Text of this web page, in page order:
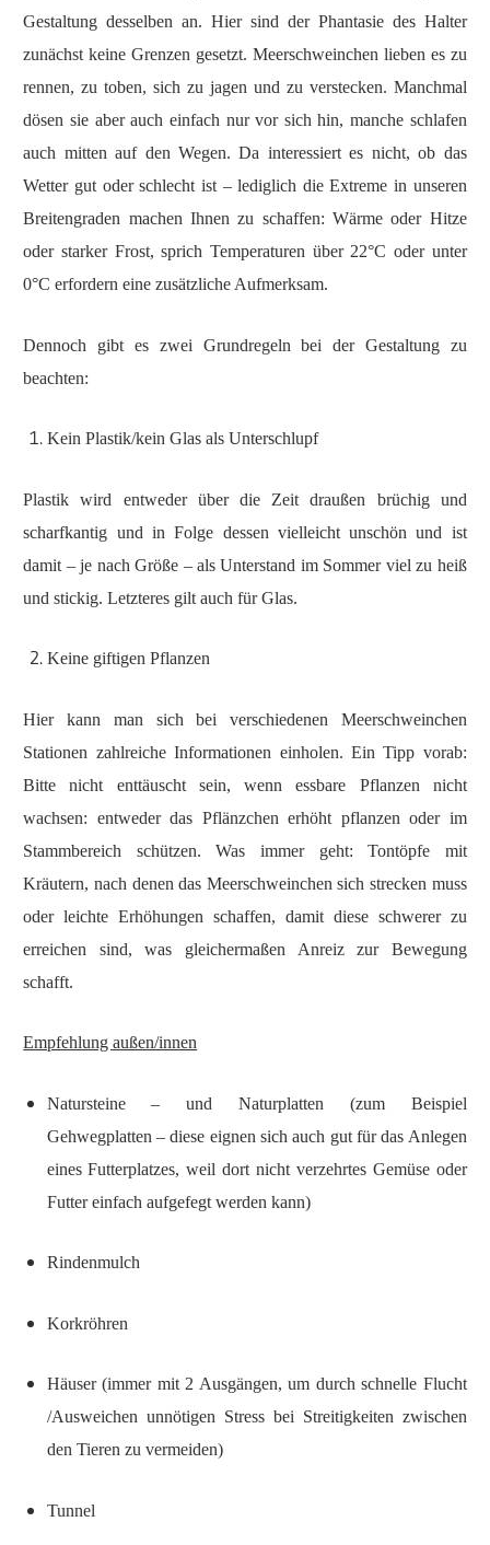
Gestaltung desselben an. Hier sind der Phantasie des Halter
zunächst keine Grenzen gesetzt. Meerschweinchen lieben es zu
rennen, zu toben, sich zu jagen und zu verstecken. Manchmal
dösen sie aber auch einfach nur vor sich hin, manche schlafen
auch mitten auf den Wegen. Da interessiert es nicht, ob das
Wetter gut oder schlecht ist – lediglich die Extreme in unseren
Breitengraden machen Ihnen zu schaffen: Wärme oder Hitze
oder starker Frost, sprich Temperaturen über 22°C oder unter
0°C erfordern eine zusätzliche Aufmerksam.
Dennoch gibt es zwei Grundregeln bei der Gestaltung zu
beachten:
Kein Plastik/kein Glas als Unterschlupf
Plastik wird entweder über die Zeit draußen brüchig und
scharfkantig und in Folge dessen vielleicht unschön und ist
damit – je nach Größe – als Unterstand im Sommer viel zu heiß
und stickig. Letzteres gilt auch für Glas.
Keine giftigen Pflanzen
Hier kann man sich bei verschiedenen Meerschweinchen
Stationen zahlreiche Informationen einholen. Ein Tipp vorab:
Bitte nicht enttäuscht sein, wenn essbare Pflanzen nicht
wachsen: entweder das Pflänzchen erhöht pflanzen oder im
Stammbereich schützen. Was immer geht: Tontöpfe mit
Kräutern, nach denen das Meerschweinchen sich strecken muss
oder leichte Erhöhungen schaffen, damit diese schwerer zu
erreichen sind, was gleichermaßen Anreiz zur Bewegung
schafft.
Empfehlung außen/innen
Natursteine – und Naturplatten (zum Beispiel
Gehwegplatten – diese eignen sich auch gut für das Anlegen
eines Futterplatzes, weil dort nicht verzehrtes Gemüse oder
Futter einfach aufgefegt werden kann)
Rindenmulch
Korkröhren
Häuser (immer mit 2 Ausgängen, um durch schnelle Flucht
/Ausweichen unnötigen Stress bei Streitigkeiten zwischen
den Tieren zu vermeiden)
Tunnel